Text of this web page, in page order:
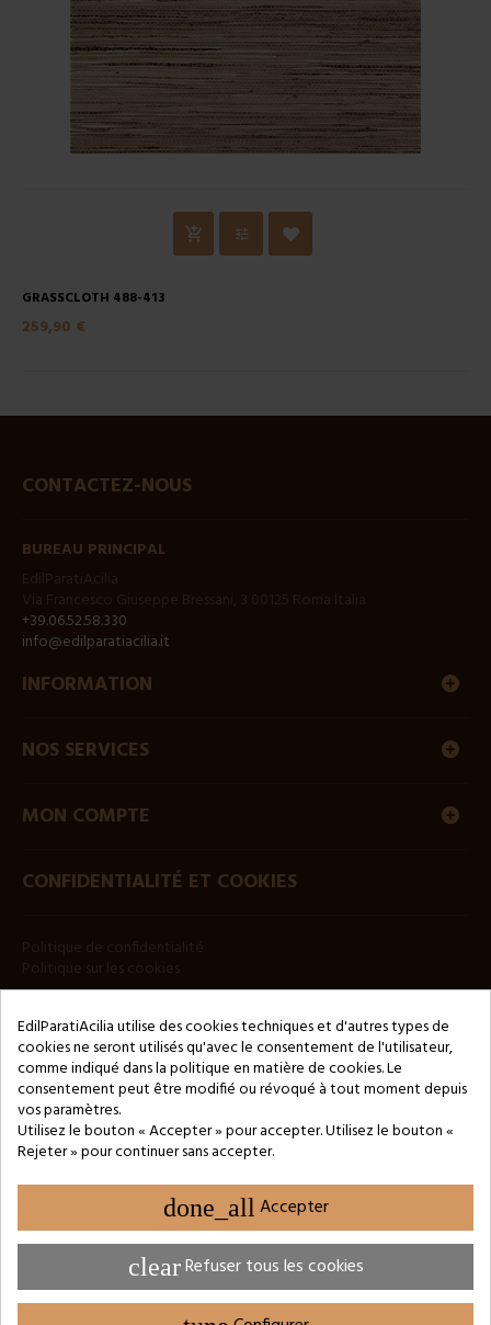
GRASSCLOTH 488-413
259,90 €
CONTACTEZ-NOUS
BUREAU PRINCIPAL
+39.06.52.58.330
info@edilparatiacilia.it
INFORMATION
NOS SERVICES
MON COMPTE
CONFIDENTIALITÉ ET COOKIES
Copyright © 2024 by 3Enne s.r.l.s. P.IVA/C.F.: 13466181008
Numéro d'enregistrement REA : RM-1449325 - Registre du
Commerce de Rome
Website Developed by M.Borzacchini - TestSide
EdilParatiAcilia utilise des cookies techniques et d'autres types de
cookies ne seront utilisés qu'avec le consentement de l'utilisateur,
comme indiqué dans la politique en matière de cookies. Le
consentement peut être modifié ou révoqué à tout moment depuis
vos paramètres.
Utilisez le bouton « Accepter » pour accepter. Utilisez le bouton «
Rejeter » pour continuer sans accepter.
done_all Accepter
clearRefuser tous les cookies